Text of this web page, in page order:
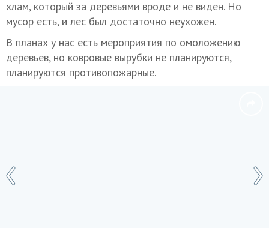
хлам, который за деревьями вроде и не виден. Но
мусор есть, и лес был достаточно неухожен.
В планах у нас есть мероприятия по омоложению
деревьев, но ковровые вырубки не планируются,
планируются противопожарные.